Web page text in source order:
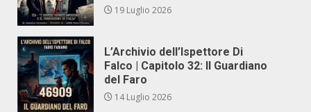
19 Luglio 2026
L’Archivio dell’Ispettore Di
Falco | Capitolo 32: Il Guardiano
del Faro
14 Luglio 2026